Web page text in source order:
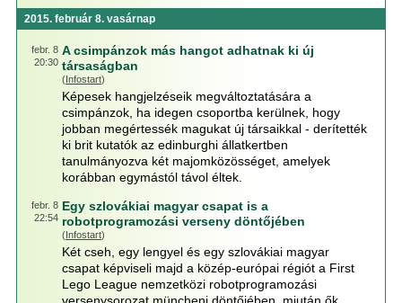
2015. február 8. vasárnap
febr. 8
20:30
A csimpánzok más hangot adhatnak ki új
társaságban
(Infostart)
Képesek hangjelzéseik megváltoztatására a
csimpánzok, ha idegen csoportba kerülnek, hogy
jobban megértessék magukat új társaikkal - derítették
ki brit kutatók az edinburghi állatkertben
tanulmányozva két majomközösséget, amelyek
korábban egymástól távol éltek.
febr. 8
22:54
Egy szlovákiai magyar csapat is a
robotprogramozási verseny döntőjében
(Infostart)
Két cseh, egy lengyel és egy szlovákiai magyar
csapat képviseli majd a közép-európai régiót a First
Lego League nemzetközi robotprogramozási